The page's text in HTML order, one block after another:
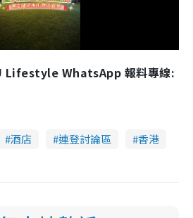
l
a
y
Lifestyle WhatsApp 報料專線:
酒店 連登討論區
香港